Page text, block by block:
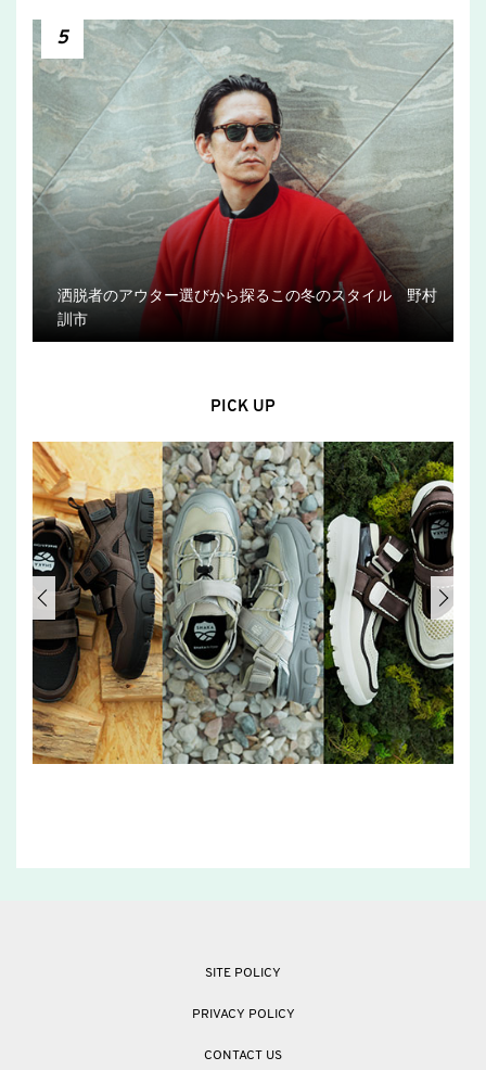
5
洒脱者のアウター選びから探るこの冬のスタイル 野村
訓市
PICK UP
SITE POLICY
PRIVACY POLICY
CONTACT US